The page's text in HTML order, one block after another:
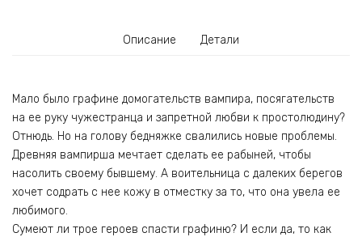
Описание Детали
Мало было графине домогательств вампира, посягательств
на ее руку чужестранца и запретной любви к простолюдину?
Отнюдь. Но на голову бедняжке свалились новые проблемы.
Древняя вампирша мечтает сделать ее рабыней, чтобы
насолить своему бывшему. А воительница с далеких берегов
хочет содрать с нее кожу в отместку за то, что она увела ее
любимого.
Сумеют ли трое героев спасти графиню? И если да, то как